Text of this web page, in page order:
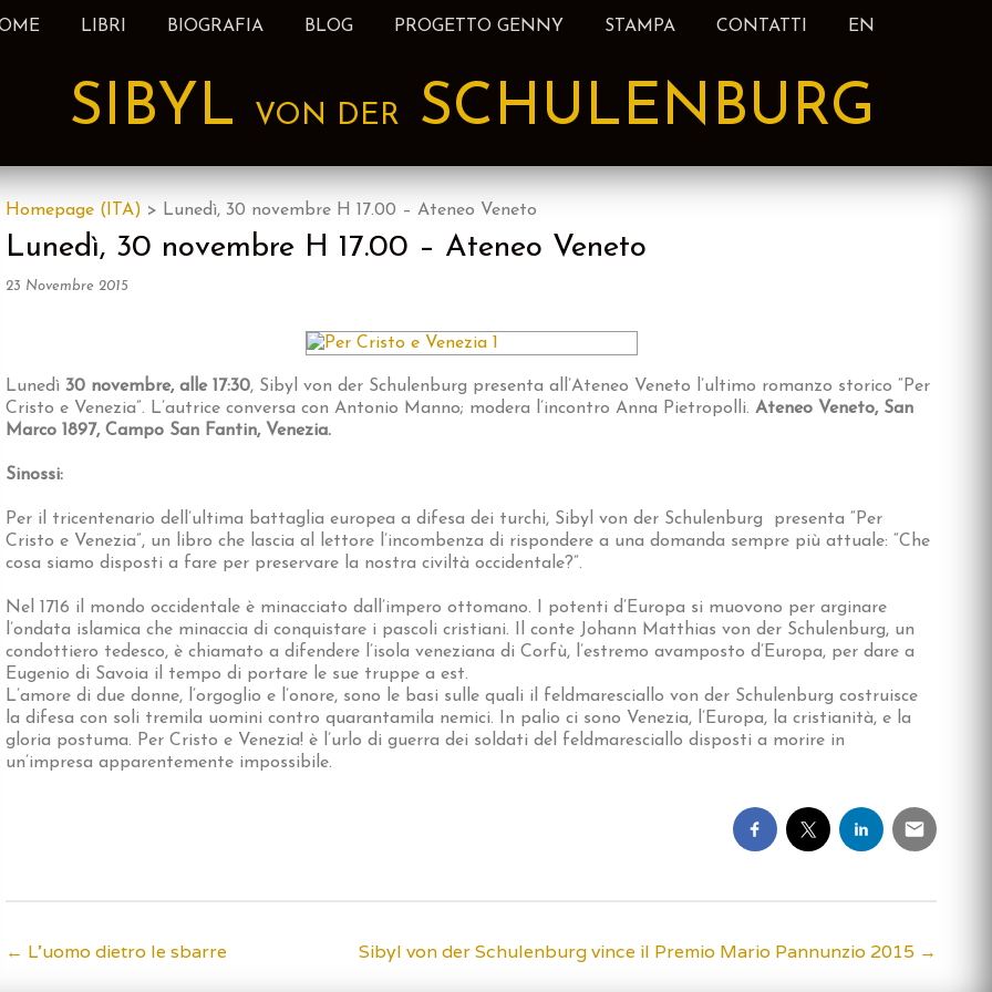
LIBRI BIOGRAFIA BLOG PROGETTO GENNY STAMPA CONTATTI EN
SIBYL VON DER SCHULENBURG
Homepage (ITA) > Lunedì, 30 novembre H 17.00 – Ateneo Veneto
Lunedì, 30 novembre H 17.00 – Ateneo Veneto
23 Novembre 2015
Lunedì30 novembre, alle 17:30, Sibyl von der Schulenburg presenta all’Ateneo Veneto l’ultimo romanzo storico “Per
Cristo e Venezia”. L’autrice conversa con Antonio Manno; modera l’incontro Anna Pietropolli.Ateneo Veneto, San
Marco 1897, Campo San Fantin, Venezia.
Sinossi:
Per il tricentenario dell’ultima battaglia europea a difesa dei turchi, Sibyl von der Schulenburg presenta “Per
Cristo e Venezia”, un libro che lascia al lettore l’incombenza di rispondere a una domanda sempre più attuale: “Che
cosa siamo disposti a fare per preservare la nostra civiltà occidentale?”.
Nel 1716 il mondo occidentale è minacciato dall’impero ottomano. I potenti d’Europa si muovono per arginare
l’ondata islamica che minaccia di conquistare i pascoli cristiani. Il conte Johann Matthias von der Schulenburg, un
condottiero tedesco, è chiamato a difendere l’isola veneziana di Corfù, l’estremo avamposto d’Europa, per dare a
Eugenio di Savoia il tempo di portare le sue truppe a est.
L’amore di due donne, l’orgoglio e l’onore, sono le basi sulle quali il feldmaresciallo von der Schulenburg costruisce
la difesa con soli tremila uomini contro quarantamila nemici. In palio ci sono Venezia, l’Europa, la cristianità, e la
gloria postuma. Per Cristo e Venezia! è l’urlo di guerra dei soldati del feldmaresciallo disposti a morire in
un’impresa apparentemente impossibile.
Post
← L’uomo dietro le sbarre Sibyl von der Schulenburg vince il Premio Mario Pannunzio 2015 →